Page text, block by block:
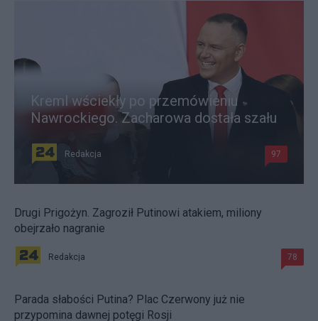
Kreml wściekły po przemówieniu
Nawrockiego. Zacharowa dostała szału
Redakcja 97
Drugi Prigożyn. Zagroził Putinowi atakiem, miliony
obejrzało nagranie
Redakcja 78
Parada słabości Putina? Plac Czerwony już nie
przypomina dawnej potęgi Rosji